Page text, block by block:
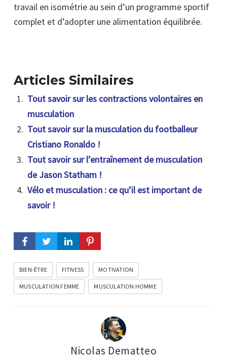
travail en isométrie au sein d’un programme sportif
complet et d’adopter une alimentation équilibrée.
Articles Similaires
Tout savoir sur les contractions volontaires en
musculation
Tout savoir sur la musculation du footballeur
Cristiano Ronaldo !
Tout savoir sur l’entraînement de musculation
de Jason Statham !
Vélo et musculation : ce qu’il est important de
savoir !
BIEN-ÊTRE FITNESS MOTIVATION
MUSCULATION FEMME MUSCULATION HOMME
Nicolas Dematteo